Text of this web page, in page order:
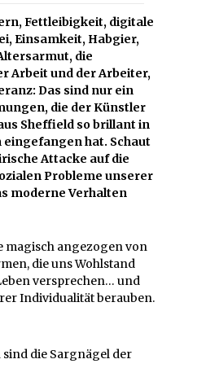
Fettleibigkeit, digitale
Einsamkeit, Habgier,
die
Arbeit und der Arbeiter,
Das sind nur ein
die der Künstler
Sheffield so brillant in
hat. Schaut
Attacke auf die
Probleme unserer
moderne Verhalten
magisch angezogen von
die uns Wohlstand
versprechen… und
Individualität berauben.
sind die Sargnägel der